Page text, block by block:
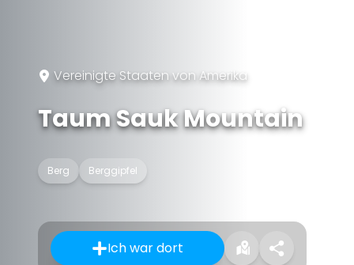
Vereinigte Staaten von Amerika
Taum Sauk Mountain
Berg Berggipfel
Ich war dort